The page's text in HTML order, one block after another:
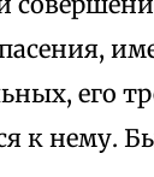
его
к нему.